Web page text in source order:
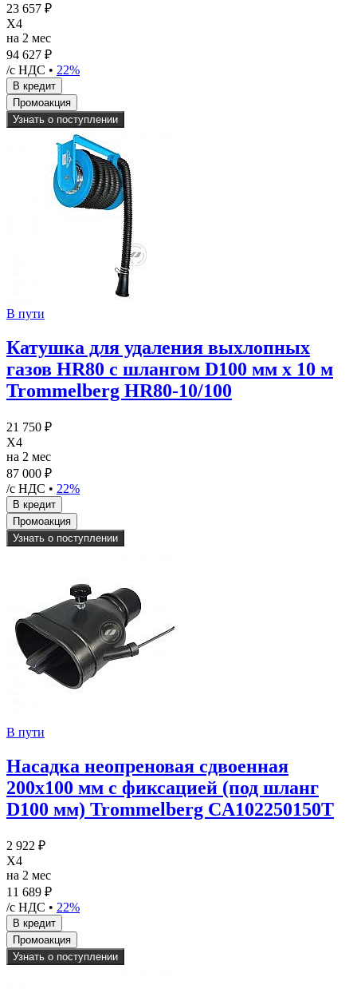
23 657 ₽
X4
на 2 мес
94 627 ₽
/с НДС • 22%
Узнать о поступлении
В пути
Катушка для удаления выхлопных
газов HR80 с шлангом D100 мм х 10 м
Trommelberg HR80-10/100
21 750 ₽
X4
на 2 мес
87 000 ₽
/с НДС • 22%
Узнать о поступлении
В пути
Насадка неопреновая сдвоенная
200x100 мм с фиксацией (под шланг
D100 мм) Trommelberg CA102250150T
2 922 ₽
X4
на 2 мес
11 689 ₽
/с НДС • 22%
Узнать о поступлении